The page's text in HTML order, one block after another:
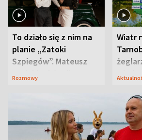
To działo się z nim na
planie „Zatoki
Szpiegów”. Mateusz
Janicki odsłonił
Rozmowy
Wiatr